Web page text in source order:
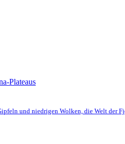
Plateaus
und niedrigen Wolken, die Welt der